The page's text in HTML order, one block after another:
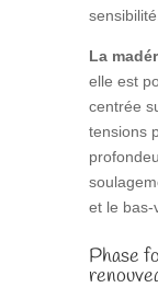
sensibilité.
La
elle est
centrée
tensions
et le bas-
Phase